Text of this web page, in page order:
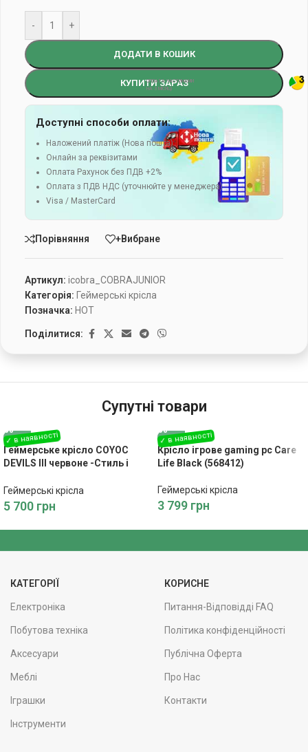
- +
ДОДАТИ В КОШИК
КУПИТИ ЗАРАЗ
Доступні способи оплати:
Наложений платіж (Нова пошта)
Онлайн за реквізитами
Оплата Рахунок без ПДВ +2%
Оплата з ПДВ НДС (уточнюйте у менеджера)
Visa / MasterCard
Порівняння +Вибране
Артикул: icobra_COBRAJUNIOR
Категорія: Геймерські крісла
Позначка: HOT
Поділитися:
Супутні товари
Геймерське крісло COYOC
DEVILS III червоне -Стиль і
Інтер’єру
Геймерські крісла
5 700 грн
Крісло ігрове gaming pc Care
Life Black (568412)
Геймерські крісла
3 799 грн
КАТЕГОРІЇ
Електроніка
Побутова техніка
Аксесуари
Меблі
Іграшки
Інструменти
КОРИСНЕ
Питання-Відповідді FAQ
Політика конфіденційності
Публічна Оферта
Про Нас
Контакти